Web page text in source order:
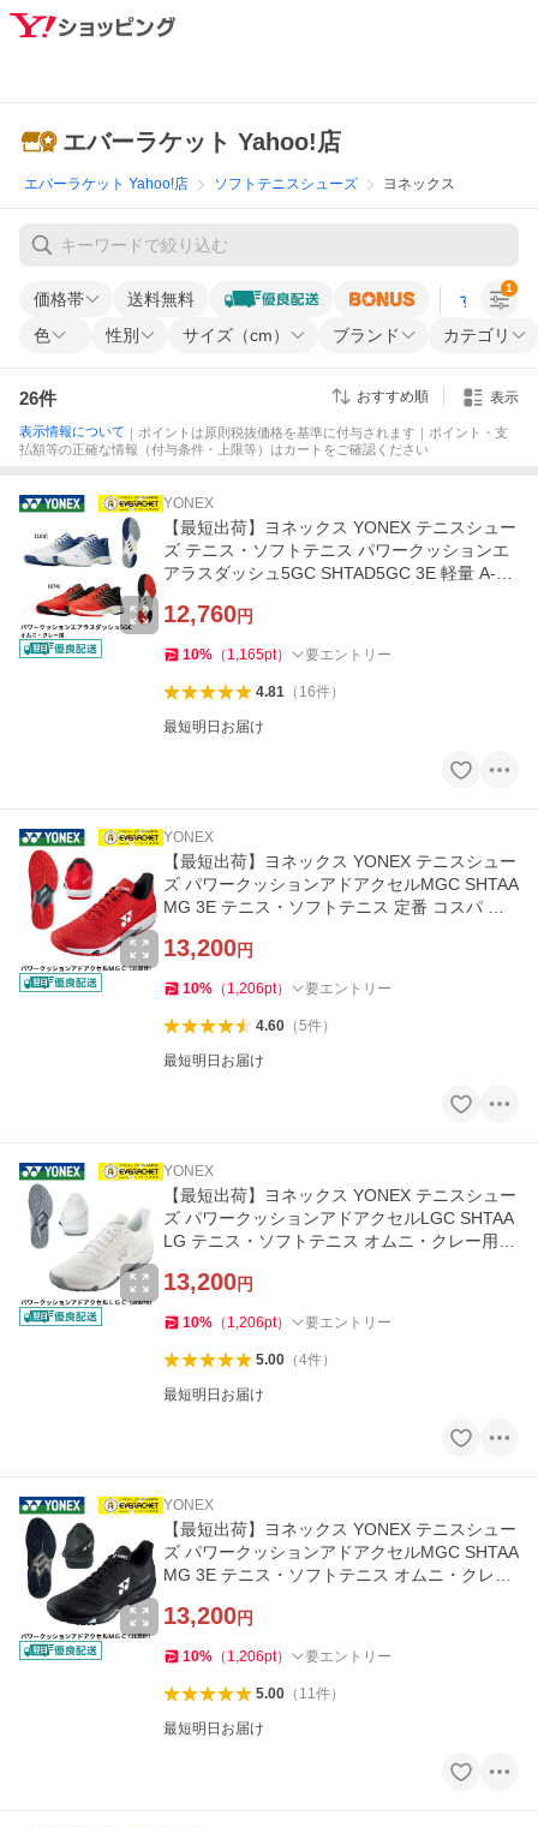
エバーラケット Yahoo!店
エバーラケット Yahoo!店 ソフトテニスシューズ ヨネックス
価格帯 送料無料 すべての条
色 性別 サイズ（cm） ブランド カテゴリ
1
26件 おすすめ順 表示
表示情報について ｜ポイントは原則税抜価格を基準に付与されます｜ポイント・支
払額等の正確な情報（付与条件・上限等）はカートをご確認ください
YONEX
【最短出荷】ヨネックス YONEX テニスシュー
ズ テニス・ソフトテニス パワークッションエ
アラスダッシュ5GC SHTAD5GC 3E 軽量 A-10
12,760円
10% （ 1,165pt） 要エントリー
4.81（ 16件）
最短明日お届け
YONEX
【最短出荷】ヨネックス YONEX テニスシュー
ズ パワークッションアドアクセルMGC SHTAA
MG 3E テニス・ソフトテニス 定番 コスパ 安
13,200円
10% （ 1,206pt） 要エントリー
4.60（5件）
最短明日お届け
YONEX
【最短出荷】ヨネックス YONEX テニスシュー
ズ パワークッションアドアクセルLGC SHTAA
LG テニス・ソフトテニス オムニ・クレー用
13,200円
10% （ 1,206pt） 要エントリー
5.00（4件）
最短明日お届け
YONEX
【最短出荷】ヨネックス YONEX テニスシュー
ズ パワークッションアドアクセルMGC SHTAA
MG 3E テニス・ソフトテニス オムニ・クレー
13,200円
10% （ 1,206pt） 要エントリー
5.00（ 11件）
最短明日お届け